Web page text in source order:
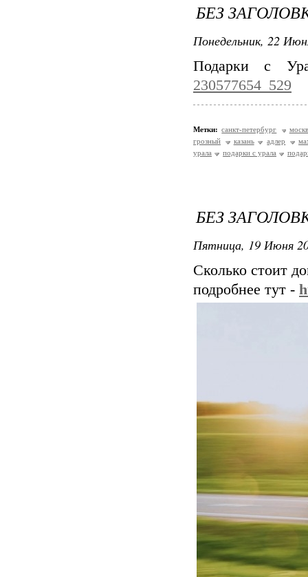
БЕЗ
Понедельник, 22
Подарки с
230577654_529
Метки: санкт-петербург
грозный
казань адлер
урала
подарки с урала
БЕЗ
Пятница, 19 Июня
Сколько стоит
подробнее тут -